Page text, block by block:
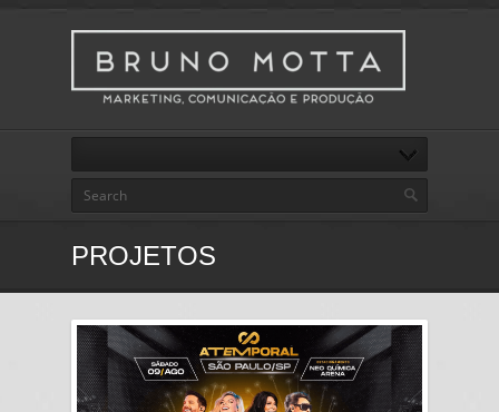
PROJETOS